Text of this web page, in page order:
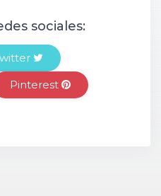
sociales:
Pinterest